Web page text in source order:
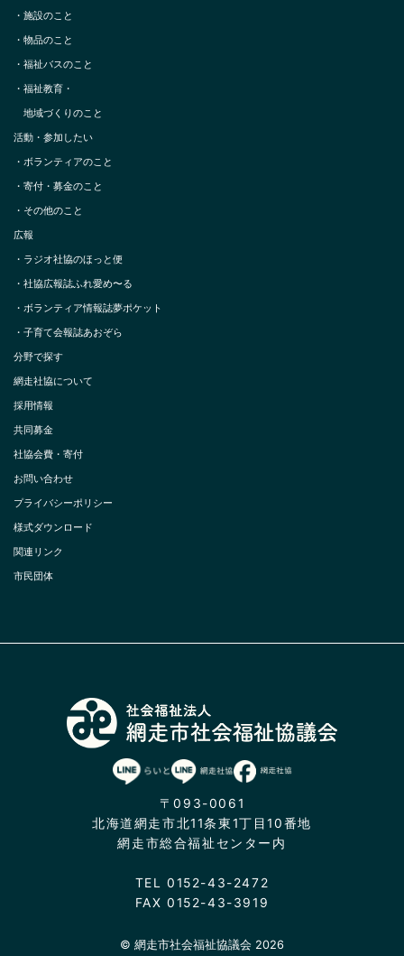
・ 施設のこと
・ 物品のこと
・ 福祉バスのこと
・ 福祉教育・
地域づくりのこと
活動・参加したい
・ ボランティアのこと
・ 寄付・募金のこと
・ その他のこと
広報
・ ラジオ社協のほっと便
・ 社協広報誌ふれ愛め〜る
・ ボランティア情報誌夢ポケット
・ 子育て会報誌あおぞら
分野で探す
網走社協について
採用情報
共同募金
社協会費・寄付
お問い合わせ
プライバシーポリシー
様式ダウンロード
関連リンク
市民団体
〒093-0061
北海道網走市北11条東1丁目10番地
網走市総合福祉センター内
TEL 0152-43-2472
FAX 0152-43-3919
© 網走市社会福祉協議会 2026